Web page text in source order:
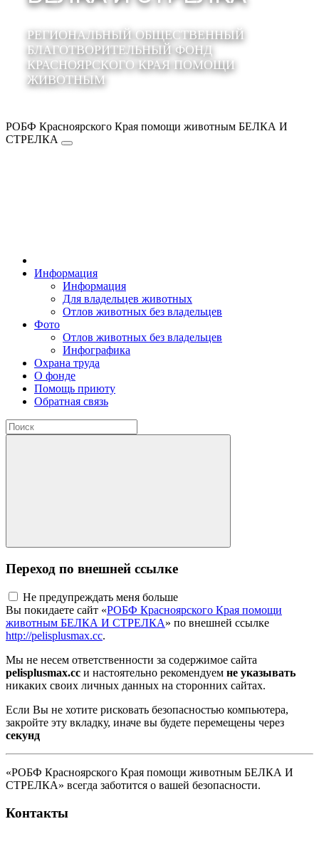
РЕГИОНАЛЬНЫЙ ОБЩЕСТВЕННЫЙ
БЛАГОТВОРИТЕЛЬНЫЙ ФОНД
КРАСНОЯРСКОГО КРАЯ ПОМОЩИ
ЖИВОТНЫМ
РОБФ Красноярского Края помощи животным БЕЛКА И
СТРЕЛКА
Информация
Информация
Для владельцев животных
Отлов животных без владельцев
Фото
Отлов животных без владельцев
Инфографика
Охрана труда
О фонде
Помощь приюту
Обратная связь
Переход по внешней ссылке
Не предупреждать меня больше
Вы покидаете сайт «РОБФ Красноярского Края помощи
животным БЕЛКА И СТРЕЛКА» по внешней ссылке
http://pelisplusmax.cc.
Мы не несем ответственности за содержимое сайта
pelisplusmax.cc и настоятельно рекомендуем не указывать
никаких своих личных данных на сторонних сайтах.
Если Вы не хотите рисковать безопасностью компьютера,
закройте эту вкладку, иначе вы будете перемещены через
секунд
«РОБФ Красноярского Края помощи животным БЕЛКА И
СТРЕЛКА» всегда заботится о вашей безопасности.
Контакты